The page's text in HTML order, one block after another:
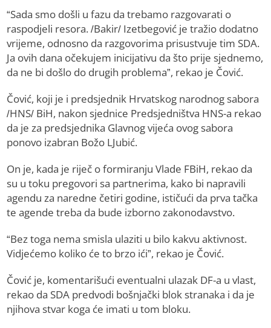
“Sada smo došli u fazu da trebamo razgovarati o
raspodjeli resora. /Bakir/ Izetbegović je tražio dodatno
vrijeme, odnosno da razgovorima prisustvuje tim SDA.
Ja ovih dana očekujem inicijativu da što prije sjednemo,
da ne bi došlo do drugih problema”, rekao je Čović.
Čović, koji je i predsjednik Hrvatskog narodnog sabora
/HNS/ BiH, nakon sjednice Predsjedništva HNS-a rekao
da je za predsjednika Glavnog vijeća ovog sabora
ponovo izabran Božo LJubić.
On je, kada je riječ o formiranju Vlade FBiH, rekao da
su u toku pregovori sa partnerima, kako bi napravili
agendu za naredne četiri godine, ističući da prva tačka
te agende treba da bude izborno zakonodavstvo.
“Bez toga nema smisla ulaziti u bilo kakvu aktivnost.
Vidjećemo koliko će to brzo ići”, rekao je Čović.
Čović je, komentarišući eventualni ulazak DF-a u vlast,
rekao da SDA predvodi bošnjački blok stranaka i da je
njihova stvar koga će imati u tom bloku.